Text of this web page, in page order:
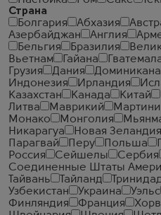
Страна
Болгария
Абхазия
Азербайджан
Англия
Бельгия
Бразилия
Вьетнам
Гайана
Грузия
Дания Доминикана
Индонезия
Ирландия
Казахстан
Канада Китай
Литва
Маврикий
Монако
Монголия
Никарагуа
Новая Зеландия
Парагвай
Перу Польша
Россия
Сейшелы Сербия
Соединенные Штаты
Тайвань
Тайланд
Узбекистан
Украина Уэльс
Финляндия
Франция